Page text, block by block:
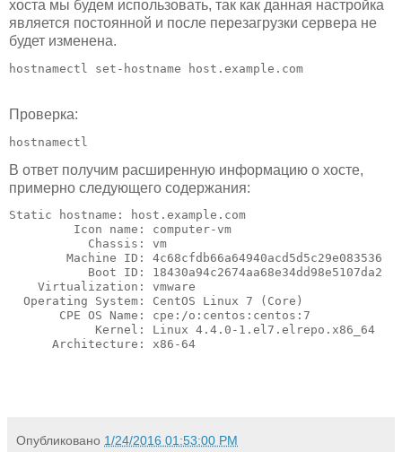
хоста мы будем использовать, так как данная настройка
является постоянной и после перезагрузки сервера не
будет изменена.
Проверка:
В ответ получим расширенную информацию о хосте,
примерно следующего содержания:
Static hostname: host.example.com
         Icon name: computer-vm
           Chassis: vm
        Machine ID: 4c68cfdb66a64940acd5d5c29e083536
           Boot ID: 18430a94c2674aa68e34dd98e5107da2
    Virtualization: vmware
  Operating System: CentOS Linux 7 (Core)
       CPE OS Name: cpe:/o:centos:centos:7
            Kernel: Linux 4.4.0-1.el7.elrepo.x86_64
Опубликовано 1/24/2016 01:53:00 PM